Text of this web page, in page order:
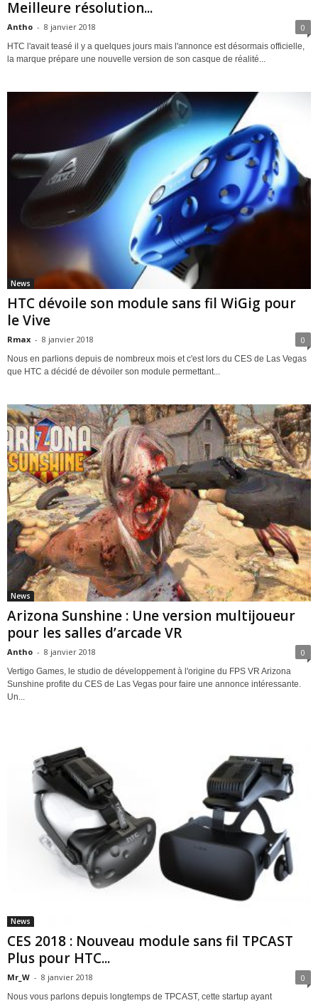
Meilleure résolution...
Antho - 8 janvier 2018 0
HTC l'avait teasé il y a quelques jours mais l'annonce est désormais officielle,
la marque prépare une nouvelle version de son casque de réalité...
News
HTC dévoile son module sans fil WiGig pour
le Vive
Rmax - 8 janvier 2018 0
Nous en parlions depuis de nombreux mois et c'est lors du CES de Las Vegas
que HTC a décidé de dévoiler son module permettant...
News
Arizona Sunshine : Une version multijoueur
pour les salles d’arcade VR
Antho - 8 janvier 2018 0
Vertigo Games, le studio de développement à l'origine du FPS VR Arizona
Sunshine profite du CES de Las Vegas pour faire une annonce intéressante.
Un...
News
CES 2018 : Nouveau module sans fil TPCAST
Plus pour HTC...
Mr_W - 8 janvier 2018 0
Nous vous parlons depuis longtemps de TPCAST, cette startup ayant